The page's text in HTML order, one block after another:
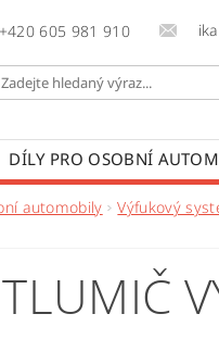
+420 605 981 910
DÍLY PRO OSOBNÍ
DÍLY PRO ZEMĚDĚLSKÉ
automobily Výfukový